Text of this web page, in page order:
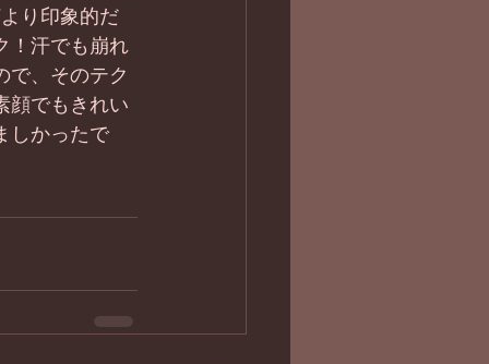
り印象的だ
！汗でも崩れ
で、そのテク
顔でもきれい
しかったで